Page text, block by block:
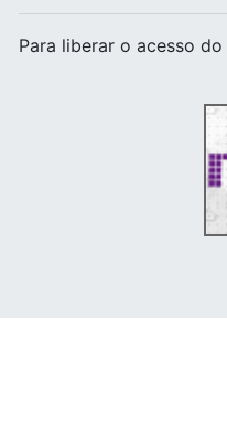
Para liberar o acesso do